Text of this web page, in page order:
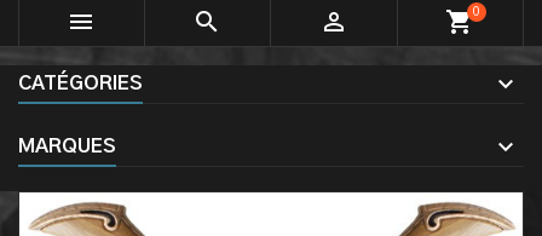
   shopping_cart0
CATÉGORIES
MARQUES